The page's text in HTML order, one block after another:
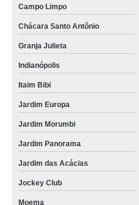
Campo Limpo
Chácara Santo Antônio
Granja Julieta
Indianópolis
Itaim Bibi
Jardim Europa
Jardim Morumbi
Jardim Panorama
Jardim das Acácias
Jockey Club
Moema